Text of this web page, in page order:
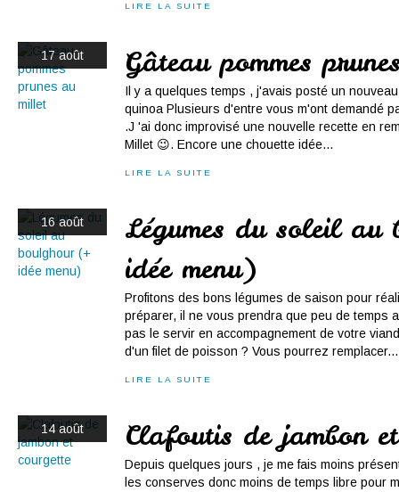
LIRE LA SUITE
17 août Gâteau pommes
Il y a quelques temps , j'avais posté un
quinoa Plusieurs d'entre vous m'ont demandé
.J 'ai donc improvisé une nouvelle recette en
Millet 😉. Encore une chouette idée...
LIRE LA SUITE
16 août
Légumes du soleil au
idée menu)
Profitons des bons légumes de saison pour
préparer, il ne vous prendra que peu de temps
pas le servir en accompagnement de votre
d'un filet de poisson ? Vous pourrez remplacer...
LIRE LA SUITE
14 août Clafoutis de jambon
Depuis quelques jours , je me fais moins
les conserves donc moins de temps libre pour